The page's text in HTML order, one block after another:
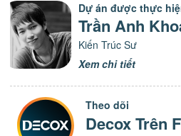
Dự án được thực
Trần Anh
Kiến Trúc Sư
Xem chi tiết
Theo dõi
Decox Trên